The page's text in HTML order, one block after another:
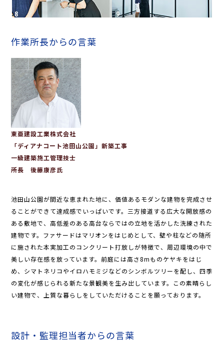
作業所長からの言葉
東亜建設工業株式会社
「ディアナコート池田山公園」新築工事
一級建築施工管理技士
所長 後藤康彦氏
池田山公園が間近な恵まれた地に、価値あるモダンな建物を完成させ
ることができて達成感でいっぱいです。三方接道する広大な開放感の
ある敷地で、高低差のある高台ならではの立地を活かした洗練された
建物です。ファサードはマリオンをはじめとして、壁や柱などの随所
に施された本実加工のコンクリート打放しが特徴で、周辺環境の中で
美しい存在感を放っています。前庭には高さ8mものケヤキをはじ
め、シマトネリコやイロハモミジなどのシンボルツリーを配し、四季
の変化が感じられる新たな景観美を生み出しています。この素晴らし
い建物で、上質な暮らしをしていただけることを願っております。
設計・監理担当者からの言葉